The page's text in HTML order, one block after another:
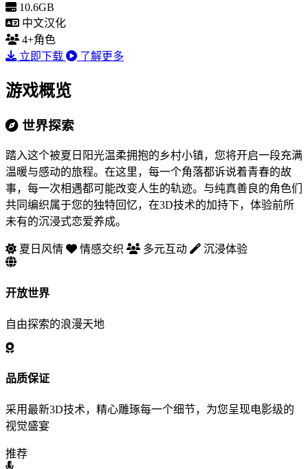
10.6GB
中文汉化
4+角色
立即下载
了解更多
游戏概览
世界探索
踏入这个被夏日阳光温柔拥抱的乡村小镇，您将开启一段充满
温暖与感动的旅程。在这里，每一个角落都诉说着青春的故
事，每一次相遇都可能改变人生的轨迹。与纯真善良的角色们
共同编织属于您的独特回忆，在3D技术的加持下，体验前所
未有的沉浸式恋爱养成。
夏日风情 情感交织 多元互动 沉浸体验
开放世界
自由探索的浪漫天地
品质保证
采用最新3D技术，精心雕琢每一个细节，为您呈现电影级的
视觉盛宴
推荐